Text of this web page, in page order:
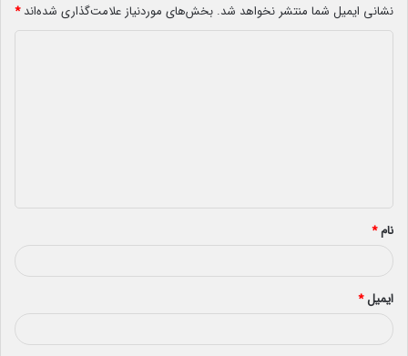
نشانی ایمیل شما منتشر نخواهد شد. بخش‌های موردنیاز علامت‌گذاری شده‌اند*
*
نام*
ایمیل*